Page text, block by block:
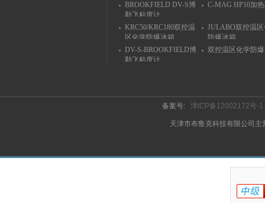
BROOKFIELD DV-S博
勒飞粘度计
C-MAG HP10加
KRC50/KRC180双控温
区化学防爆冰箱
JULABO双控温
防爆冰箱
DV-S-BROOKFIELD博
勒飞粘度计
双控温区化学防
备案号:津ICP备12002172号-1
天津市布鲁克科技有限公司主